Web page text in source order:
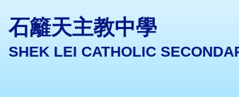
石籬天主教中學
SHEK LEI CATHOLIC